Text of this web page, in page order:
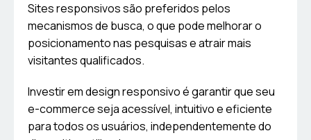
Sites responsivos são preferidos pelos
mecanismos de busca, o que pode melhorar o
posicionamento nas pesquisas e atrair mais
visitantes qualificados.
Investir em design responsivo é garantir que seu
e-commerce seja acessível, intuitivo e eficiente
para todos os usuários, independentemente do